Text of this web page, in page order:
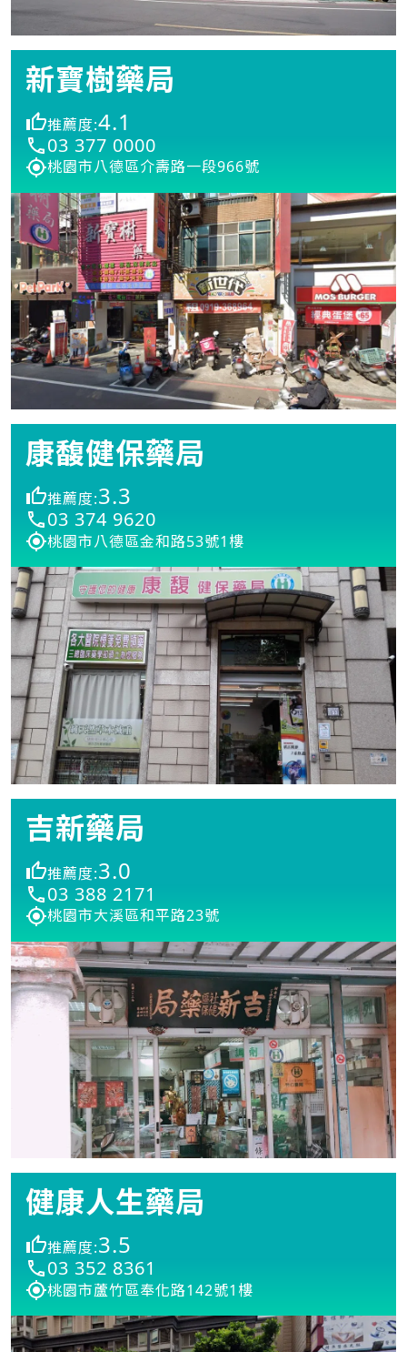
新寶樹藥局
推薦度:4.1
03 377 0000
桃園市八德區介壽路一段966號
康馥健保藥局
推薦度:3.3
03 374 9620
桃園市八德區金和路53號1樓
吉新藥局
推薦度:3.0
03 388 2171
桃園市大溪區和平路23號
健康人生藥局
推薦度:3.5
03 352 8361
桃園市蘆竹區奉化路142號1樓